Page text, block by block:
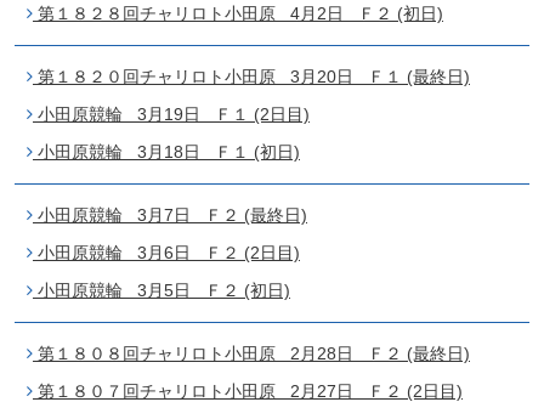
第１８２８回チャリロト小田原 4月2日 Ｆ２ (初日)
第１８２０回チャリロト小田原 3月20日 Ｆ１ (最終日)
小田原競輪 3月19日 Ｆ１ (2日目)
小田原競輪 3月18日 Ｆ１ (初日)
小田原競輪 3月7日 Ｆ２ (最終日)
小田原競輪 3月6日 Ｆ２ (2日目)
小田原競輪 3月5日 Ｆ２ (初日)
第１８０８回チャリロト小田原 2月28日 Ｆ２ (最終日)
第１８０７回チャリロト小田原 2月27日 Ｆ２ (2日目)